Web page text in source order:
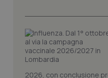
2026, con conclusione